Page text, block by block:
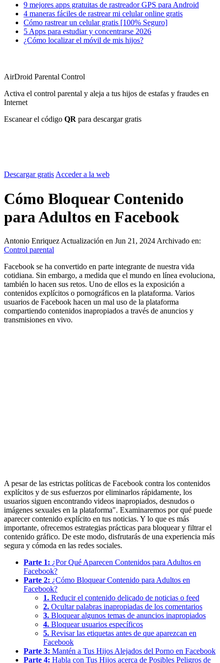
9 mejores apps gratuitas de rastreador GPS para Android
4 maneras fáciles de rastrear mi celular online gratis
Cómo rastrear un celular gratis [100% Seguro]
5 Apps para estudiar y concentrarse 2026
¿Cómo localizar el móvil de mis hijos?
AirDroid Parental Control
Activa el control parental y aleja a tus hijos de estafas y fraudes en
Internet
Escanear el código QR para descargar gratis
Descargar gratisAcceder a la web
Cómo Bloquear Contenido
para Adultos en Facebook
Antonio Enriquez Actualización en Jun 21, 2024 Archivado en:
Control parental
Facebook se ha convertido en parte integrante de nuestra vida
cotidiana. Sin embargo, a medida que el mundo en línea evoluciona,
también lo hacen sus retos. Uno de ellos es la exposición a
contenidos explícitos o pornográficos en la plataforma. Varios
usuarios de Facebook hacen un mal uso de la plataforma
compartiendo contenidos inapropiados a través de anuncios y
transmisiones en vivo.
A pesar de las estrictas políticas de Facebook contra los contenidos
explícitos y de sus esfuerzos por eliminarlos rápidamente, los
usuarios siguen encontrando videos inapropiados, desnudos o
imágenes sexuales en la plataforma". Examinaremos por qué puede
aparecer contenido explícito en tus noticias. Y lo que es más
importante, ofrecemos estrategias prácticas para bloquear y filtrar el
contenido gráfico. De este modo, disfrutarás de una experiencia más
segura y cómoda en las redes sociales.
Parte 1: ¿Por Qué Aparecen Contenidos para Adultos en
Facebook?
Parte 2: ¿Cómo Bloquear Contenido para Adultos en
Facebook?
1. Reducir el contenido delicado de noticias o feed
2. Ocultar palabras inapropiadas de los comentarios
3. Bloquear algunos temas de anuncios inapropiados
4. Bloquear usuarios específicos
5. Revisar las etiquetas antes de que aparezcan en
Facebook
Parte 3: Mantén a Tus Hijos Alejados del Porno en Facebook
Parte 4: Habla con Tus Hijos acerca de Posibles Peligros de